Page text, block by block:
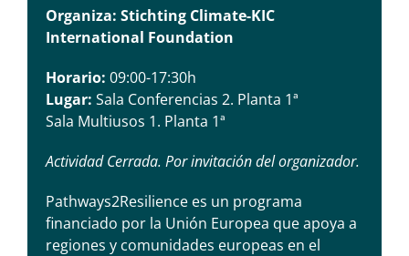
Organiza: Stichting Climate-KIC
International Foundation
Horario: 09:00-17:30h
Lugar: Sala Conferencias 2. Planta 1ª
Sala Multiusos 1. Planta 1ª
Actividad Cerrada. Por invitación del organizador.
Pathways2Resilience es un programa
financiado por la Unión Europea que apoya a
regiones y comunidades europeas en el